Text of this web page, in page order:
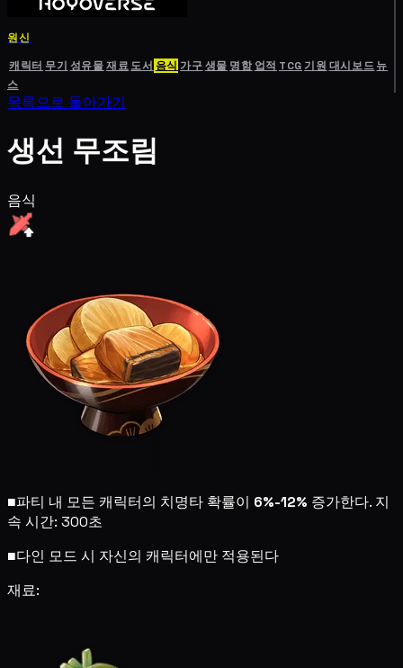
원신
캐릭터 무기 성유물재료도서 음식 가구생물 명함 업적 TCG기원 대시보드뉴
스
목록으로 돌아가기
생선 무조림
음식
■파티 내 모든 캐릭터의 치명타 확률이 6%-12% 증가한다. 지
속 시간: 300초
■다인 모드 시 자신의 캐릭터에만 적용된다
재료: